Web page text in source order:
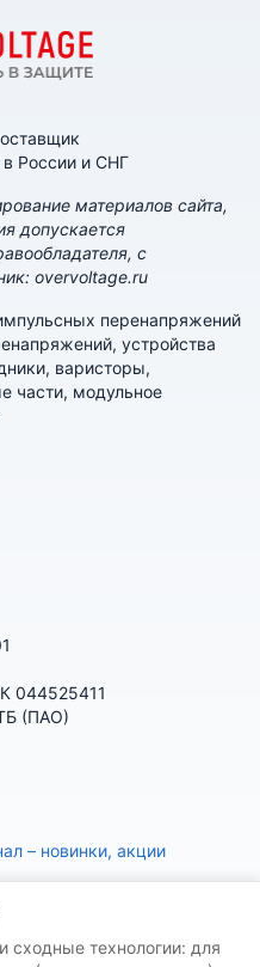
в России и СНГ
материалов сайта,
допускается
с
overvoltage.ru
перенапряжений
устройства
варисторы,
части, модульное
044525411
(ПАО)
– новинки, акции
на маркетплейсах
сходные технологии: для